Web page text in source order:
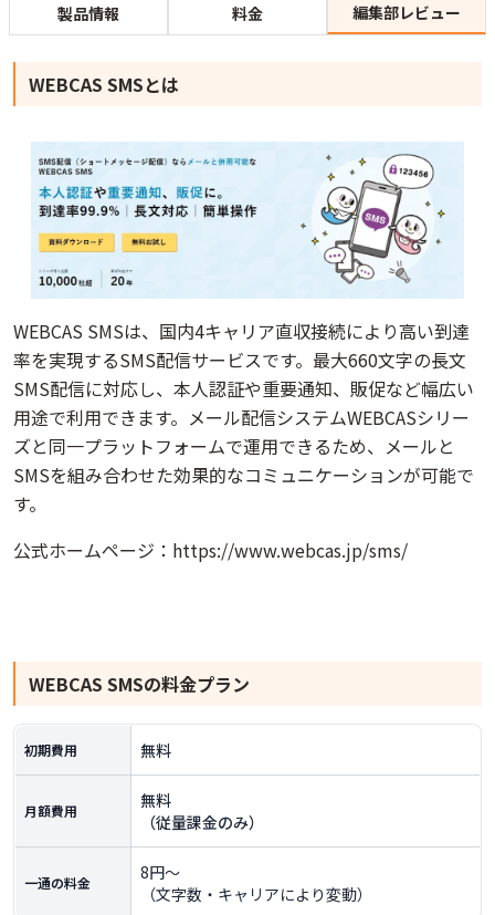
製品情報 料金 編集部レビュー
WEBCAS SMSとは
WEBCAS SMSは、国内4キャリア直収接続により高い到達
率を実現するSMS配信サービスです。最大660文字の長文
SMS配信に対応し、本人認証や重要通知、販促など幅広い
用途で利用できます。メール配信システムWEBCASシリー
ズと同一プラットフォームで運用できるため、メールと
SMSを組み合わせた効果的なコミュニケーションが可能で
す。
公式ホームページ： https://www.webcas.jp/sms/
WEBCAS SMSの料金プラン
初期費用 無料
月額費用
無料
（従量課金のみ）
一通の料金
8円〜
（文字数・キャリアにより変動）